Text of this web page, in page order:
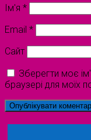
Ім'я *
Email *
Сайт
Зберегти моє
браузері для моїх